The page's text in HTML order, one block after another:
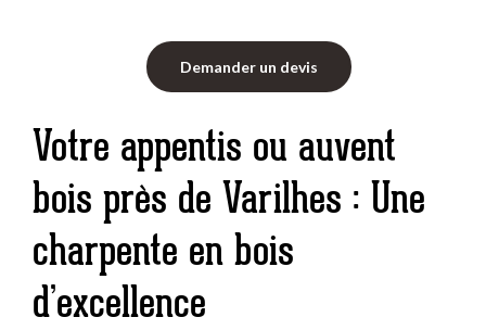
Demander un devis
Votre appentis ou auvent
bois près de Varilhes : Une
charpente en bois
d’excellence